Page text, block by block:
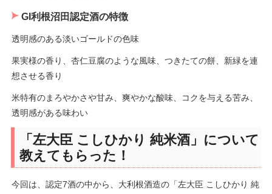
GI利根沼田認定酒の特徴
透明感のある淡いゴールドの色味
果実様の香り、杏仁豆腐のような風味、つきたての餅、新緑を連
想させる香り
米特有のまろやかさや甘み、爽やかな酸味、コクを与える苦み、
透明感がある味わい
「左大臣 こしひかり 純米酒」について
教えてもらった！
今回は、認定7酒の中から、大利根酒造の「左大臣 こしひかり 純